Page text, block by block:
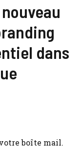
dans
boîte mail.